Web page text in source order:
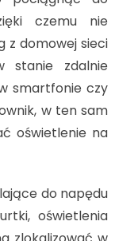
czemu nie
z domowej sieci
stanie zdalnie
smartfonie czy
w ten sam
oświetlenie na
do napędu
oświetlenia